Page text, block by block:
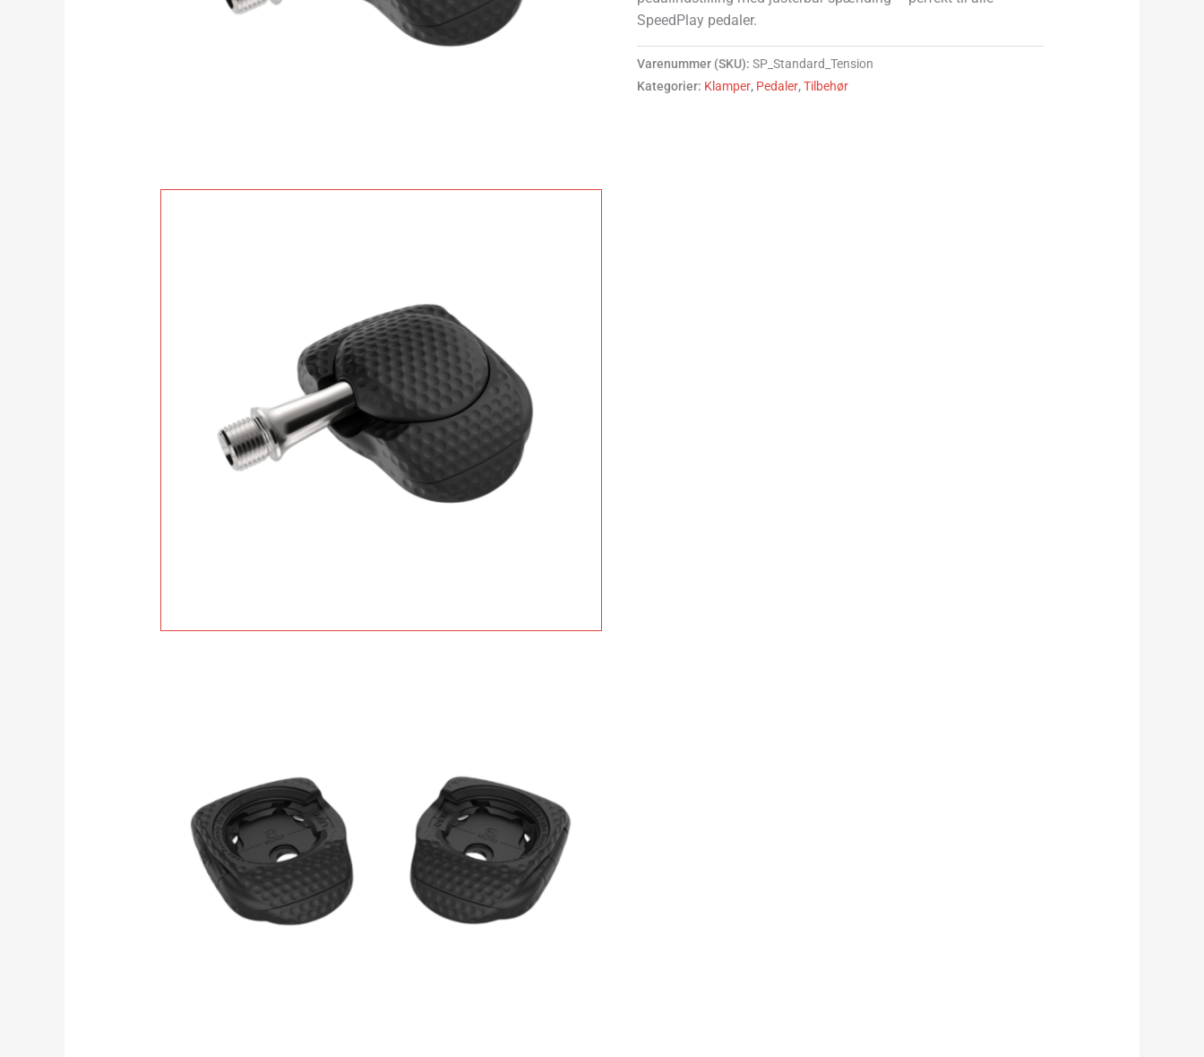
SpeedPlay pedaler.
Varenummer (SKU):SP_Standard_Tension
Kategorier: Klamper, Pedaler,Tilbehør